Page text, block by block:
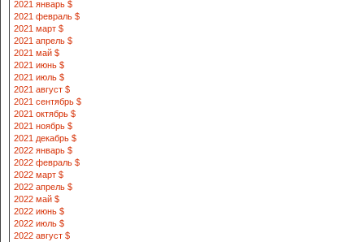
2021 январь $
2021 февраль $
2021 март $
2021 апрель $
2021 май $
2021 июнь $
2021 июль $
2021 август $
2021 сентябрь $
2021 октябрь $
2021 ноябрь $
2021 декабрь $
2022 январь $
2022 февраль $
2022 март $
2022 апрель $
2022 май $
2022 июнь $
2022 июль $
2022 август $